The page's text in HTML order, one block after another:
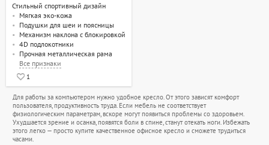
Стильный спортивный дизайн
Мягкая эко-кожа
Подушки для шеи и поясницы
Механизм наклона с блокировкой
4D подлокотники
Прочная металлическая рама
Все признаки
1
Для работы за компьютером нужно удобное кресло. От этого зависят комфорт
пользователя, продуктивность труда. Если мебель не соответствует
физиологическим параметрам, вскоре могут появиться проблемы со здоровьем.
Ухудшается зрение и осанка, появятся боли в спине, станут отекать ноги. Избежать
этого легко — просто купите качественное офисное кресло и сможете трудиться
часами.